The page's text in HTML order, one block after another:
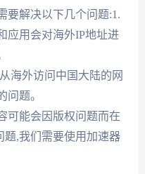
要解决以下几个问题:1.
应用会对海外IP地址进
海外访问中国大陆的网
问题。
可能会因版权问题而在
题,我们需要使用加速器